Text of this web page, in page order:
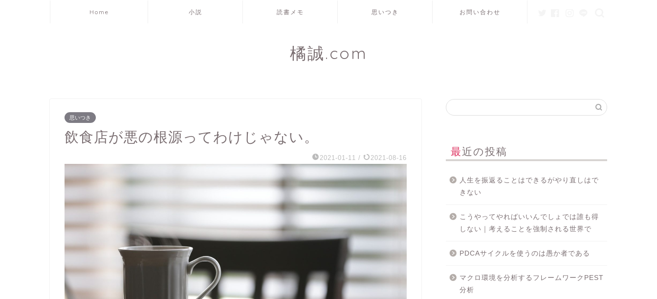
Home 小説 読書メモ 思いつき お問い合わせ
橘誠.com
思いつき
飲食店が悪の根源ってわけじゃない。
2021-01-11 / 2021-08-16
最近の投稿
人生を振返ることはできるがやり直しはで
きない
こうやってやればいいんでしょでは誰も得
しない｜考えることを強制される世界で
PDCAサイクルを使うのは愚か者である
マクロ環境を分析するフレームワークPEST
分析